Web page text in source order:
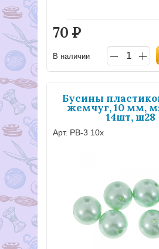
70 Р
В наличии
Бусины
жемчуг, 10 мм,
14шт, ш28
Арт. PB-3 10х